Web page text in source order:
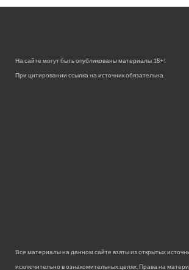
На сайте могут быть опубликованы материалы 18+!
При цитировании ссылка на источник обязательна.
Все материалы на данном сайте взяты из открытых
исключительно в ознакомительных целях. Права на